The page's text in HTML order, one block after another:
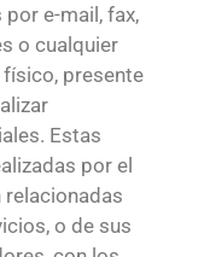
e-mail, fax,
o cualquier
presente
Estas
por el
relacionadas
o de sus